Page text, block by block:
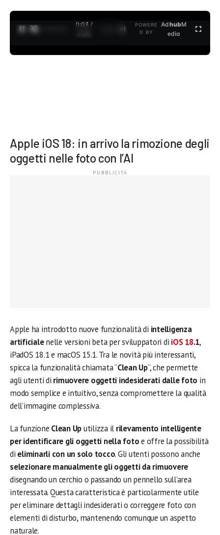
0:04 /
3:35
POWERE
D BY
AdhubM
edia
Apple iOS 18: in arrivo la rimozione degli
oggetti nelle foto con l’AI
Apple ha introdotto nuove funzionalità di intelligenza
artificialenelle versioni beta per sviluppatori di iOS 18.1,
iPadOS 18.1 e macOS 15.1. Tra le novità più interessanti,
spicca la funzionalità chiamata “Clean Up“, che permette
agli utenti di rimuovere oggetti indesiderati dalle foto in
modo semplice e intuitivo, senza compromettere la qualità
dell’immagine complessiva.
La funzione Clean Uputilizza il rilevamento intelligente
per identificare gli oggetti nella fotoe offre la possibilità
di eliminarli con un solo tocco. Gli utenti possono anche
selezionare manualmente gli oggetti da rimuovere
disegnando un cerchio o passando un pennello sull’area
interessata. Questa caratteristica è particolarmente utile
per eliminare dettagli indesiderati o correggere foto con
elementi di disturbo, mantenendo comunque un aspetto
naturale.